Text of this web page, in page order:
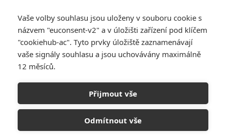
Expend4bles získali
nejvíc nominací na
filmovou anticenu
Anarvin | 23.01.2024 05:47
Box Office: Taylor
Swift překonala
letošní filmy a
historicky také
Vaše volby souhlasu jsou uloženy v souboru cookie s
názvem "euconsent-v2" a v úložišti zařízení pod klíčem
"cookiehub-ac". Tyto prvky úložiště zaznamenávají
vaše signály souhlasu a jsou uchovávány maximálně
12 měsíců.
Přijmout vše
Odmítnout vše